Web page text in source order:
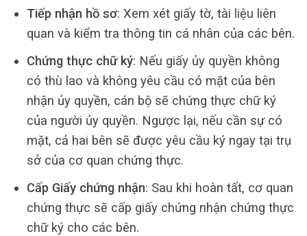
Tiếp nhận hồ sơ: Xem xét giấy tờ, tài liệu liên
quan và kiểm tra thông tin cá nhân của các bên.
Chứng thực chữ ký: Nếu giấy ủy quyền không
có thù lao và không yêu cầu có mặt của bên
nhận ủy quyền, cán bộ sẽ chứng thực chữ ký
của người ủy quyền. Ngược lại, nếu cần sự có
mặt, cả hai bên sẽ được yêu cầu ký ngay tại trụ
sở của cơ quan chứng thực.
Cấp Giấy chứng nhận: Sau khi hoàn tất, cơ quan
chứng thực sẽ cấp giấy chứng nhận chứng thực
chữ ký cho các bên.